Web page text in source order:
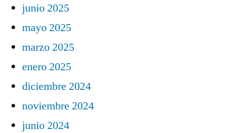
junio 2025
mayo 2025
marzo 2025
enero 2025
diciembre 2024
noviembre 2024
junio 2024